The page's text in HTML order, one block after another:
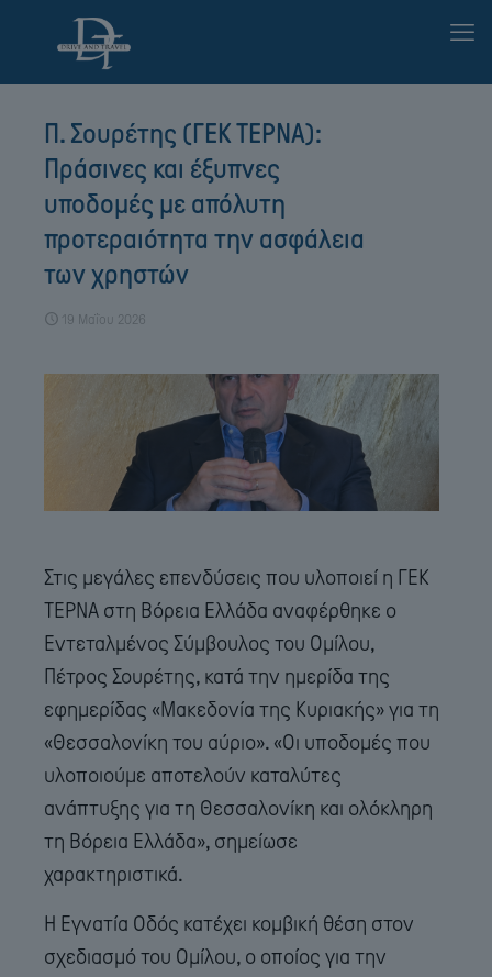
Π. Σουρέτης (ΓΕΚ ΤΕΡΝΑ):
Πράσινες και έξυπνες
υποδομές με απόλυτη
προτεραιότητα την ασφάλεια
των χρηστών
19 Μαΐου 2026
Στις μεγάλες επενδύσεις που υλοποιεί η ΓΕΚ
ΤΕΡΝΑ στη Βόρεια Ελλάδα αναφέρθηκε ο
Εντεταλμένος Σύμβουλος του Ομίλου,
Πέτρος Σουρέτης, κατά την ημερίδα της
εφημερίδας «Μακεδονία της Κυριακής» για τη
«Θεσσαλονίκη του αύριο». «Οι υποδομές που
υλοποιούμε αποτελούν καταλύτες
ανάπτυξης για τη Θεσσαλονίκη και ολόκληρη
τη Βόρεια Ελλάδα», σημείωσε
χαρακτηριστικά.
Η Εγνατία Οδός κατέχει κομβική θέση στον
σχεδιασμό του Ομίλου, ο οποίος για την